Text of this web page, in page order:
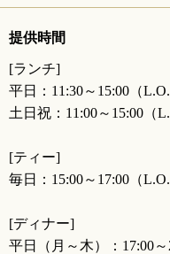
提供時間
[ランチ]
平日：11:30～15:00（L.O.
土日祝：11:00～15:00（
[ティー]
毎日：15:00～17:00（L.O.
[ディナー]
平日（月～木）：17:00～